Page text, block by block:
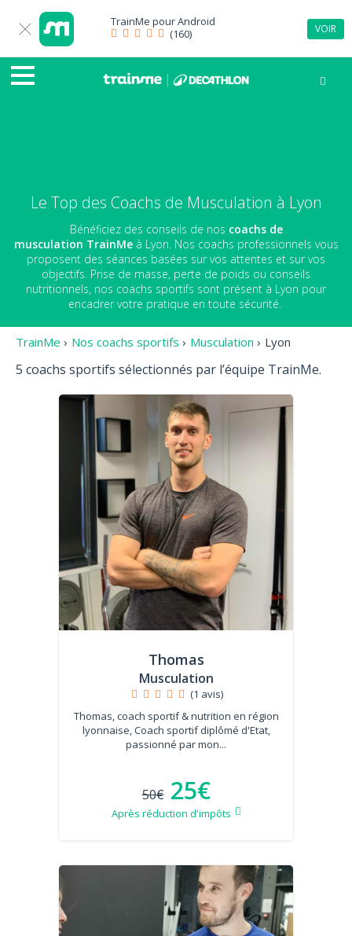
TrainMe pourAndroid
(160)
VOIR
Le Top des Coachs de Musculation à Lyon
Bénéficiez des conseils de nos coachs de
musculation TrainMe à Lyon. Nos coachs professionnels vous
proposent des séances basées sur vos attentes et sur vos
objectifs. Prise de masse, perte de poids ou conseils
nutritionnels, nos coachs sportifs sont présent à Lyon pour
encadrer votre pratique en toute sécurité.
TrainMe › Nos coachs sportifs › Musculation › Lyon
5 coachs sportifs sélectionnés par l’équipe TrainMe.
Thomas
Musculation
(1 avis)
Thomas, coach sportif & nutrition en région
lyonnaise, Coach sportif diplômé d'Etat,
passionné par mon...
50€ 25€
Après réduction d'impôts